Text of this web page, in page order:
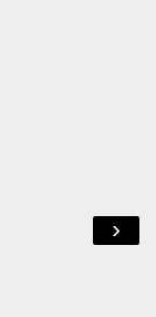
›